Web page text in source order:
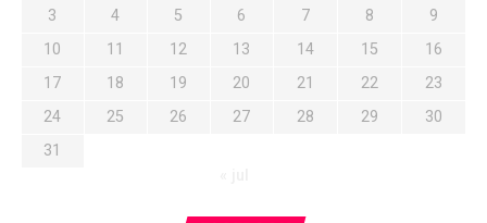
3
4 5 6 7 8
9
10
11 12 13 14 15
16
17
18 19 20 21 22
23
24
25 26 27 28 29
30
31